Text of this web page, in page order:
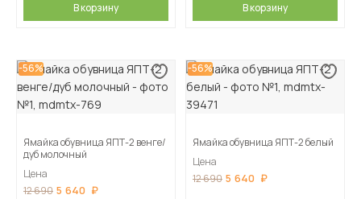
В корзину В корзину
-56%
Ямайка обувница ЯПТ-2 венге/
дуб молочный
Цена
12 690 5 640
-56%
Ямайка обувница ЯПТ-2 белый
Цена
12 690 5 640